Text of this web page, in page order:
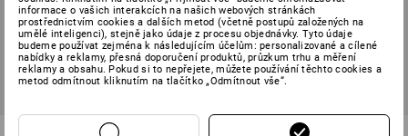
50x Sáčky do odpadkového Sáčky vícenásobné
informace o vašich interakcích na našich webových stránkách
prostřednictvím cookies a dalších metod (včetně postupů založených na
umělé inteligenci), stejně jako údaje z procesu objednávky. Tyto údaje
budeme používat zejména k následujícím účelům: personalizované a cílené
nabídky a reklamy, přesná doporučení produktů, průzkum trhu a měření
reklamy a obsahu. Pokud si to nepřejete, můžete používání těchto cookies a
metod odmítnout kliknutím na tlačítko „Odmítnout vše“.